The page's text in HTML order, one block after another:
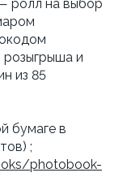
ролл на выбор
и
из 85
бумаге в
;
photobook-